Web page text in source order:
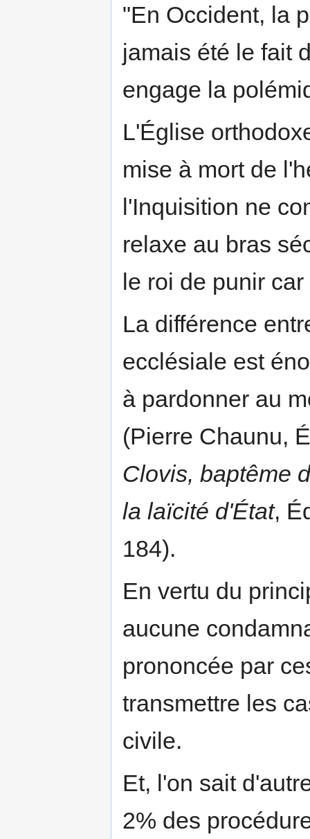
"En Occident, la
jamais été le fait
engage la
L'Église
mise à mort de
l'Inquisition ne
relaxe au bras
le roi de punir
La différence
ecclésiale est
à pardonner au
(Pierre Chaunu,
Clovis, baptême
la laïcité d'État,
184).
En vertu du
aucune
prononcée par
transmettre les
civile.
Et, l'on sait
2% des